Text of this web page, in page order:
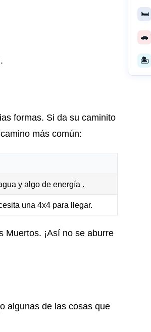
formas. Si da su caminito
más común:
y algo de energía .
una 4x4 para llegar.
Muertos. ¡Así no se aburre
algunas de las cosas que
🛏️
🚗
🏝️